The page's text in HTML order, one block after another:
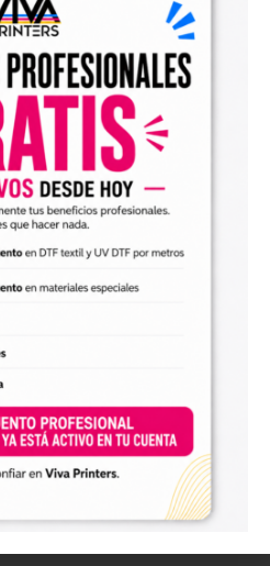
impresión y producirlo con tu
impresión UV DTF
digitales para UV DTF
vasos, botellas, termos, cajas,
y otras superficies rígidas
nuevas opciones a tu
de objetos y preparar
tu impresora UV DTF o tu
negocios de
una solución práctica para
tiempo, renovar su
de productos a sus
de diferentes estilos,